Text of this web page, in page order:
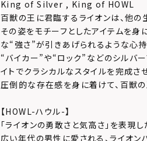
King of Silver , King of HOWL
百獣の王に君臨するライオンは、他の
その姿をモチーフとしたアイテムを身
な“強さ”が引きあげられるような心持
“バイカー”や“ロック”などのシルバ
イトでクラシカルなスタイルを完成さ
圧倒的な存在感を身に着けて、百獣
【HOWL-ハウル-】
「ライオンの勇敢さと気高さ」を表現
広い年代の男性に愛される、ライオン